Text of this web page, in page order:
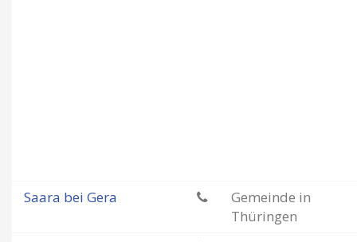
Saara bei Gera
Gemeinde in
Thüringen